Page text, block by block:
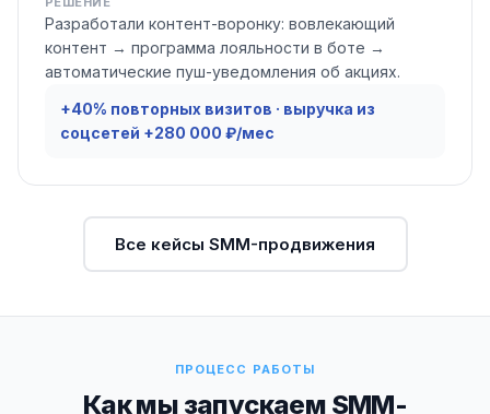
Разработали контент-воронку: вовлекающий
контент → программа лояльности в боте →
автоматические пуш-уведомления об акциях.
+40% повторных визитов · выручка из
соцсетей +280 000 ₽/мес
Все кейсы SMM-продвижения
ПРОЦЕСС РАБОТЫ
Как мы запускаем SMM-